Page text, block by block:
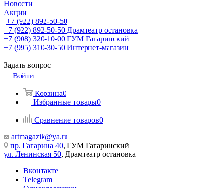
Новости
Акции
+7 (922) 892-50-50
+7 (922) 892-50-50 Драмтеатр остановка
+7 (908) 320-10-00 ГУМ Гагаринский
+7 (995) 310-30-50 Интернет-магазин
Задать вопрос
Войти
Корзина0
Избранные товары0
Сравнение товаров0
artmagazik@ya.ru
пр. Гагарина 40, ГУМ Гагаринский
ул. Ленинская 50, Драмтеатр остановка
Вконтакте
Telegram